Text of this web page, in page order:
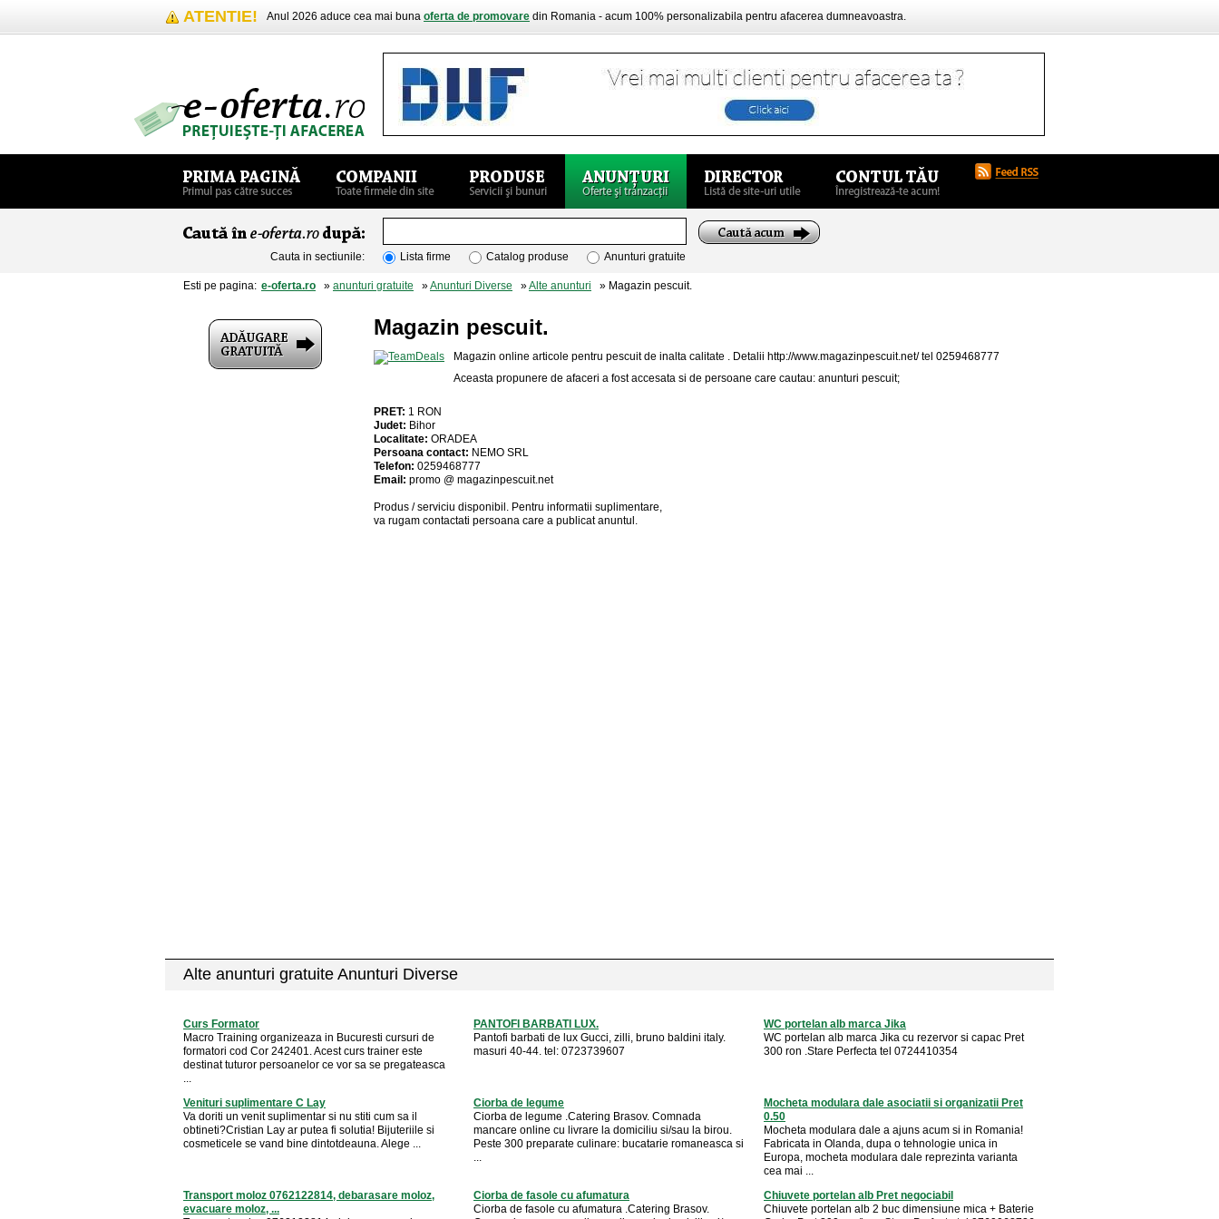
ATENTIE! Anul 2026 aduce cea mai buna oferta de promovare din Romania - acum 100% personalizabila pentru afacerea dumneavoastra.
Cauta in sectiunile: Lista firme Catalog produse Anunturi gratuite
Esti pe pagina: e-oferta.ro » anunturi gratuite »Anunturi Diverse »Alte anunturi » Magazin pescuit.
Magazin pescuit.
Magazin online articole pentru pescuit de inalta calitate . Detalii http://www.magazinpescuit.net/ tel 0259468777
PRET: 1 RON
Judet: Bihor
Localitate: ORADEA
Persoana contact: NEMO SRL
Telefon: 0259468777
Email: promo @ magazinpescuit.net
Produs / serviciu disponibil . Pentru informatii suplimentare,
va rugam contactati persoana care a publicat anuntul.
Aceasta propunere de afaceri a fost accesata si de persoane care cautau: anunturi pescuit;
Alte anunturi gratuite Anunturi Diverse
Curs Formator
Macro Training organizeaza in Bucuresti cursuri de
formatori cod Cor 242401. Acest curs trainer este
destinat tuturor persoanelor ce vor sa se pregateasca
...
PANTOFI BARBATI LUX.
Pantofi barbati de lux Gucci, zilli, bruno baldini italy.
masuri 40-44. tel: 0723739607
WC portelan alb marca Jika
WC portelan alb marca Jika cu rezervor si capac Pret
300 ron .Stare Perfecta tel 0724410354
Venituri suplimentare C Lay
Va doriti un venit suplimentar si nu stiti cum sa il
obtineti?Cristian Lay ar putea fi solutia! Bijuteriile si
cosmeticele se vand bine dintotdeauna. Alege ...
Ciorba de legume
Ciorba de legume .Catering Brasov. Comnada
mancare online cu livrare la domiciliu si/sau la birou.
Peste 300 preparate culinare: bucatarie romaneasca si
...
Mocheta modulara dale asociatii si organizatii Pret
0.50
Mocheta modulara dale a ajuns acum si in Romania!
Fabricata in Olanda, dupa o tehnologie unica in
Europa, mocheta modulara dale reprezinta varianta
cea mai ...
Transport moloz 0762122814, debarasare moloz,
evacuare moloz, ...
Ciorba de fasole cu afumatura
Ciorba de fasole cu afumatura .Catering Brasov.
Chiuvete portelan alb Pret negociabil
Chiuvete portelan alb 2 buc dimensiune mica + Baterie